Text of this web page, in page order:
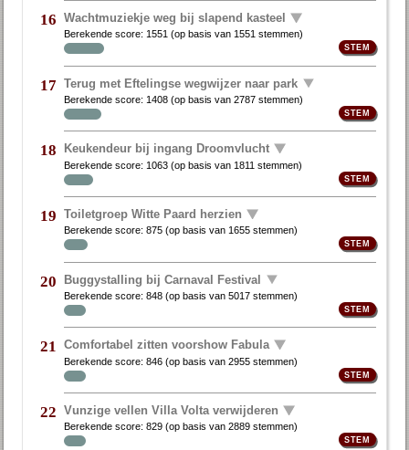
16 Wachtmuziekje weg bij slapend kasteel
Berekende score: 1551 (op basis van 1551 stemmen)
17 Terug met Eftelingse wegwijzer naar park
Berekende score: 1408 (op basis van2787 stemmen)
18 Keukendeur bij ingang Droomvlucht
Berekende score: 1063 (op basis van 1811 stemmen)
19 Toiletgroep Witte Paard herzien
Berekende score:875 (op basis van 1655 stemmen)
20 Buggystalling bij Carnaval Festival
Berekende score:848 (op basis van5017 stemmen)
21 Comfortabel zitten voorshow Fabula
Berekende score:846 (op basis van2955 stemmen)
22 Vunzige vellen Villa Volta verwijderen
Berekende score:829 (op basis van2889 stemmen)